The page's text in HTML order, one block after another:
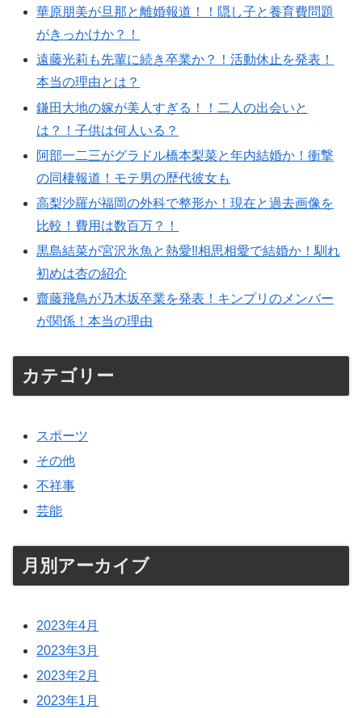
華原朋美が旦那と離婚報道！！隠し子と養育費問題
がきっかけか？！
遠藤光莉も先輩に続き卒業か？！活動休止を発表！
本当の理由とは？
鎌田大地の嫁が美人すぎる！！二人の出会いと
は？！子供は何人いる？
阿部一二三がグラドル橋本梨菜と年内結婚か！衝撃
の同棲報道！モテ男の歴代彼女も
高梨沙羅が福岡の外科で整形か！現在と過去画像を
比較！費用は数百万？！
黒島結菜が宮沢氷魚と熱愛‼︎相思相愛で結婚か！馴れ
初めは杏の紹介
齋藤飛鳥が乃木坂卒業を発表！キンプリのメンバー
が関係！本当の理由
カテゴリー
スポーツ
その他
不祥事
芸能
月別アーカイブ
2023年4月
2023年3月
2023年2月
2023年1月